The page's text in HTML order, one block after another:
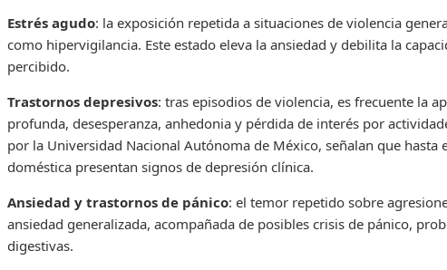
Estrés agudo: la exposición repetida a situaciones de violencia
como hipervigilancia. Este estado eleva la ansiedad y debilita la
percibido.
Trastornos depresivos: tras episodios de violencia, es frecuente la
profunda, desesperanza, anhedonia y pérdida de interés por
por la Universidad Nacional Autónoma de México, señalan que hasta
doméstica presentan signos de depresión clínica.
Ansiedad y trastornos de pánico: el temor repetido sobre
ansiedad generalizada, acompañada de posibles crisis de pánico,
digestivas.